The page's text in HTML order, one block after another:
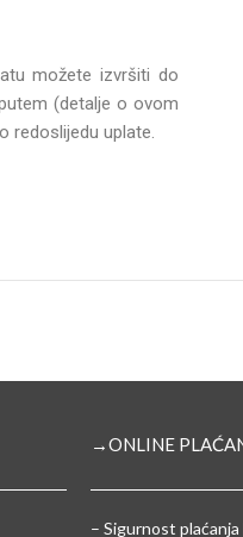
možete izvršiti do
(detalje o ovom
redoslijedu uplate.
→ONLINE
– Sigurnost